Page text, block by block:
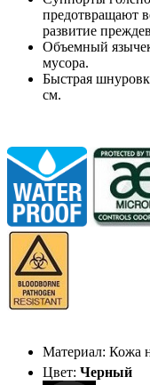
предотвращают
развитие
Объемный
мусора.
Быстрая
см.
Материал: Кожа
Цвет: Черный